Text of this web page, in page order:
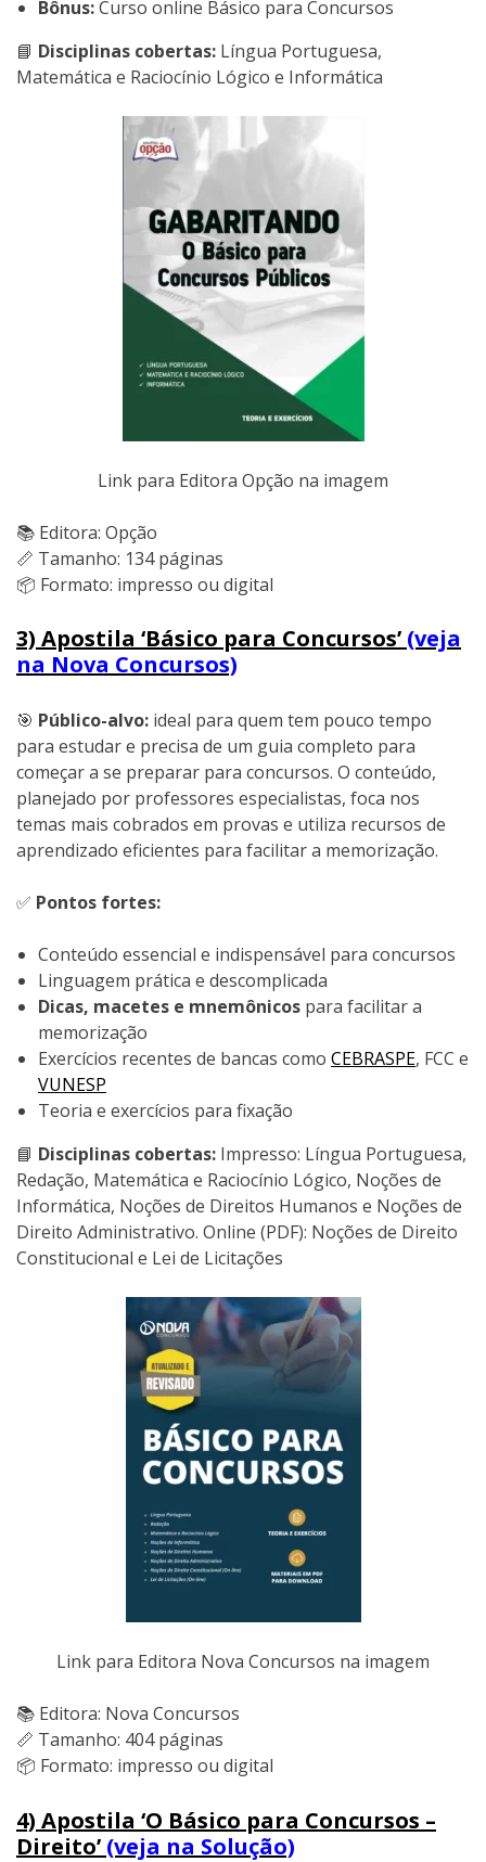
Bônus:Curso online Básico para Concursos
📘 Disciplinas cobertas: Língua Portuguesa,
Matemática e Raciocínio Lógico e Informática
Link para Editora Opção na imagem
📚 Editora: Opção
📏 Tamanho: 134 páginas
📦 Formato: impresso ou digital
3) Apostila ‘Básico para Concursos’ (veja
na Nova Concursos)
🎯 Público-alvo: ideal para quem tem pouco tempo
para estudar e precisa de um guia completo para
começar a se preparar para concursos. O conteúdo,
planejado por professores especialistas, foca nos
temas mais cobrados em provas e utiliza recursos de
aprendizado eficientes para facilitar a memorização.
✅ Pontos fortes:
Conteúdo essencial e indispensável para concursos
Linguagem prática e descomplicada
Dicas, macetes e mnemônicos para facilitar a
memorização
Exercícios recentes de bancas como CEBRASPE, FCC e
VUNESP
Teoria e exercícios para fixação
📘 Disciplinas cobertas: Impresso: Língua Portuguesa,
Redação, Matemática e Raciocínio Lógico, Noções de
Informática, Noções de Direitos Humanos e Noções de
Direito Administrativo. Online (PDF): Noções de Direito
Constitucional e Lei de Licitações
Link para Editora Nova Concursos na imagem
📚 Editora: Nova Concursos
📏 Tamanho: 404 páginas
📦 Formato: impresso ou digital
4) Apostila ‘O Básico para Concursos –
Direito’ (veja na Solução)